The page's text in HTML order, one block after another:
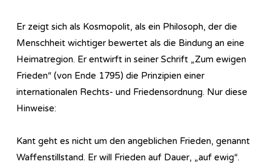
Er zeigt sich als Kosmopolit, als ein Philosoph, der die
Menschheit wichtiger bewertet als die Bindung an eine
Heimatregion. Er entwirft in seiner Schrift „Zum ewigen
Frieden“ (von Ende 1795) die Prinzipien einer
internationalen Rechts- und Friedensordnung. Nur diese
Hinweise:
Kant geht es nicht um den angeblichen Frieden, genannt
Waffenstillstand. Er will Frieden auf Dauer, „auf ewig“.